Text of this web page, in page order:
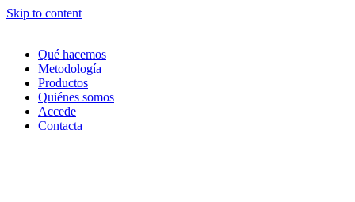
Skip to content
Qué hacemos
Metodología
Productos
Quiénes somos
Accede
Contacta